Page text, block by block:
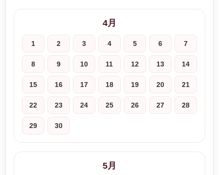
4月
1 2 3 4 5 6 7
8 9 10 11 12 13 14
15 16 17 18 19 20 21
22 23 24 25 26 27 28
29 30
5月